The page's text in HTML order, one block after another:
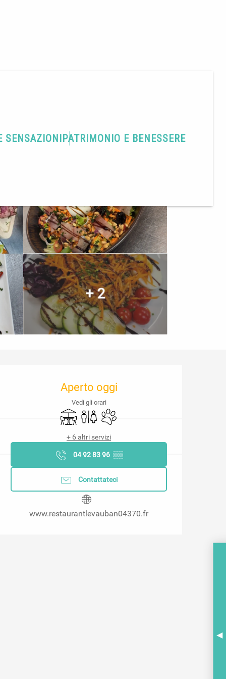
SENSAZIONIPATRIMONIO E BENESSERE
+ 2
e contatti
Aperto oggi
Vedi gli orari
TerrazzaServizi igienici
Animali ammessi
+ 6 altri servizi
04 92 83 96 ▒▒
Contattateci
www.restaurantlevauban04370.fr